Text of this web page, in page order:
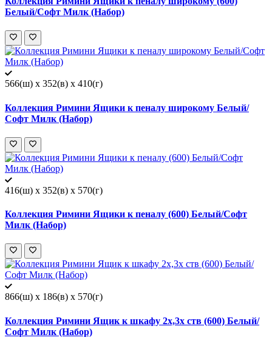
Белый/Софт Милк (Набор)
566(ш) x 352(в) x 410(г)
Коллекция Римини Ящики к пеналу широкому Белый/
Софт Милк (Набор)
416(ш) x 352(в) x 570(г)
Коллекция Римини Ящики к пеналу (600) Белый/Софт
Милк (Набор)
866(ш) x 186(в) x 570(г)
Коллекция Римини Ящик к шкафу 2х,3х ств (600) Белый/
Софт Милк (Набор)